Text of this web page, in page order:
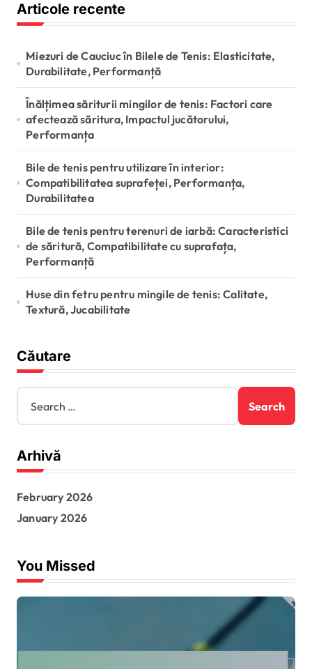
Articole recente
Miezuri de Cauciuc în Bilele de Tenis: Elasticitate,
Durabilitate, Performanță
Înălțimea săriturii mingilor de tenis: Factori care
afectează săritura, Impactul jucătorului,
Performanța
Bile de tenis pentru utilizare în interior:
Compatibilitatea suprafeței, Performanța,
Durabilitatea
Bile de tenis pentru terenuri de iarbă: Caracteristici
de săritură, Compatibilitate cu suprafața,
Performanță
Huse din fetru pentru mingile de tenis: Calitate,
Textură, Jucabilitate
Căutare
S
a
c
h
o
r
Arhivă
February 2026
January 2026
You Missed